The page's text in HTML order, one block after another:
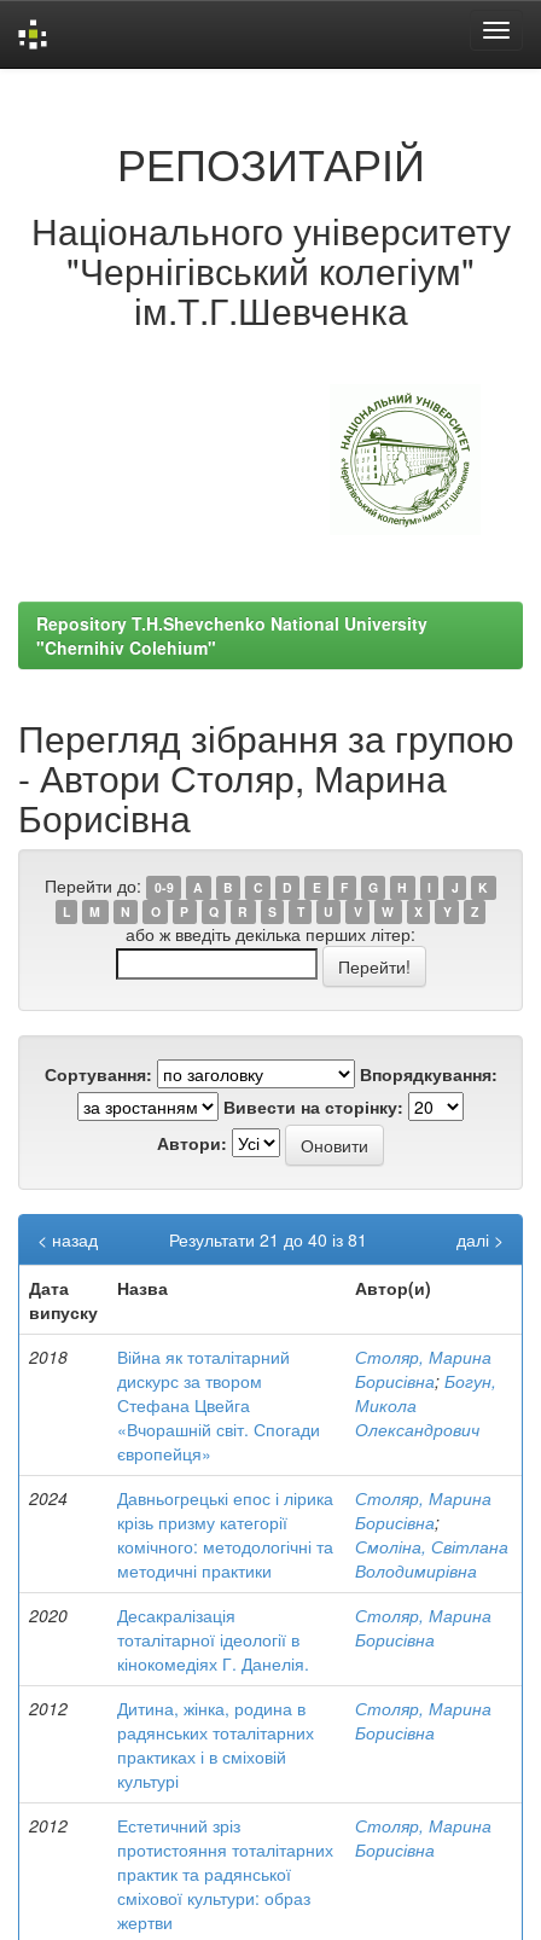
РЕПОЗИТАРІЙ
Національного університету
"Чернігівський колегіум"
ім.Т.Г.Шевченка
Repository T.H.Shevchenko National University
"Chernihiv Colehium"
Перегляд зібрання за групою
- Автори Столяр, Марина
Борисівна
Перейти до: 0-9 A B C D E F G H I J
K
L
M N O P Q R S T U V W X Y Z
або ж введіть декілька перших літер:
Сортування:
Впорядкування:
Вивести на сторінку:
Автори:
Результати 21 до 40 із 81
< назад
далі >
Дата
випуску
Назва Автор(и)
2018
Війна як тоталітарний
дискурс за твором
Стефана Цвейга
«Вчорашній світ. Спогади
європейця»
Столяр, Марина
Борисівна; Богун,
Микола
Олександрович
2024
Давньогрецькі епос і лірика
крізь призму категорії
комічного: методологічні та
методичні практики
Столяр, Марина
Борисівна;
Смоліна, Світлана
Володимирівна
2020
Десакралізація
тоталітарної ідеології в
кінокомедіях Г. Данелія.
Столяр, Марина
Борисівна
2012
Дитина, жінка, родина в
радянських тоталітарних
практиках і в сміховій
культурі
Столяр, Марина
Борисівна
2012
Естетичний зріз
протистояння тоталітарних
практик та радянської
сміхової культури: образ
жертви
Столяр, Марина
Борисівна